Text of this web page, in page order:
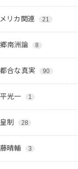
リカ関連 21
南洲論 8
合な真実 90
光一 1
制 28
晴輔 3